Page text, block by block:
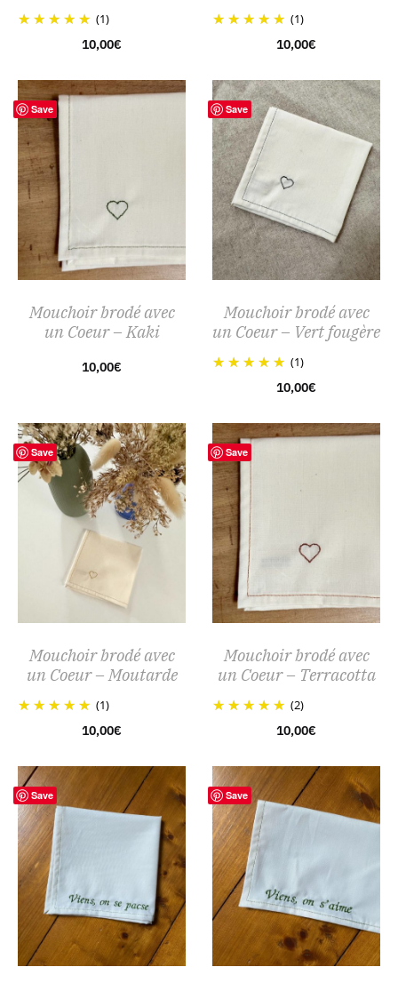
(1)
10,00€
(1)
10,00€
Save
Mouchoir brodé avec
un Coeur – Kaki
10,00€
Save
Mouchoir brodé avec
un Coeur – Vert fougère
(1)
10,00€
Save
Mouchoir brodé avec
un Coeur – Moutarde
(1)
10,00€
Save
Mouchoir brodé avec
un Coeur – Terracotta
(2)
10,00€
Save Save